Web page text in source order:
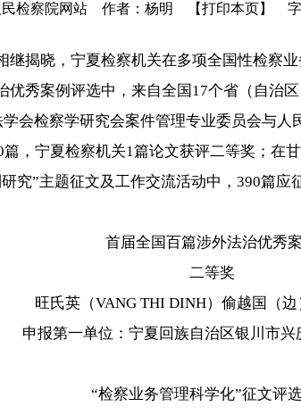
民检察院网站 作者：杨明 【打印本页】
晓，宁夏检察机关在多项全国性检察
秀案例评选中，来自全国17个省（自治
会检察学研究会案件管理专业委员会与
，宁夏检察机关1篇论文获评二等奖；在
究”主题征文及工作交流活动中，390篇
首届全国百篇涉外法治优秀案
二等奖
旺氏英（VANG THI DINH）偷越国（边
申报第一单位：宁夏回族自治区银川市兴
“检察业务管理科学化”征文评